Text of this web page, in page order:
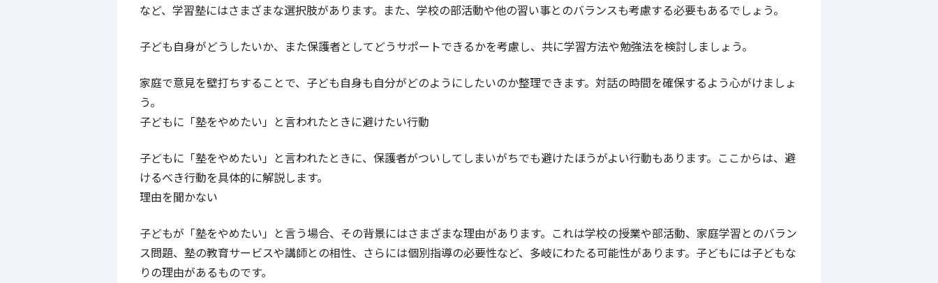
など、学習塾にはさまざまな選択肢があります。また、学校の部活動や他の習い事とのバランスも考慮する必要もあるでしょう。
子ども自身がどうしたいか、また保護者としてどうサポートできるかを考慮し、共に学習方法や勉強法を検討しましょう。
家庭で意見を壁打ちすることで、子ども自身も自分がどのようにしたいのか整理できます。対話の時間を確保するよう心がけましょ
う。
子どもに「塾をやめたい」と言われたときに避けたい行動
子どもに「塾をやめたい」と言われたときに、保護者がついしてしまいがちでも避けたほうがよい行動もあります。ここからは、避
けるべき行動を具体的に解説します。
理由を聞かない
子どもが「塾をやめたい」と言う場合、その背景にはさまざまな理由があります。これは学校の授業や部活動、家庭学習とのバラン
ス問題、塾の教育サービスや講師との相性、さらには個別指導の必要性など、多岐にわたる可能性があります。子どもには子どもな
りの理由があるものです。